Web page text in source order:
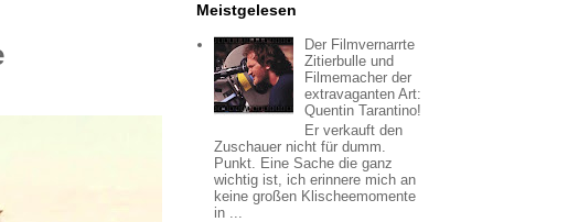
Meistgelesen
Der Filmvernarrte
Zitierbulle und
Filmemacher der
extravaganten Art:
Quentin Tarantino!
Er verkauft den
Zuschauer nicht für dumm.
Punkt. Eine Sache die ganz
wichtig ist, ich erinnere mich an
keine großen Klischeemomente
in ...